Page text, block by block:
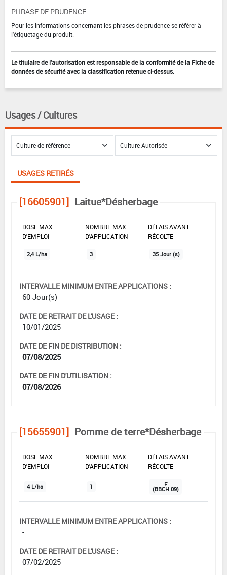
PHRASE DE PRUDENCE
Pour les informations concernant les phrases de prudence se référer à
l'étiquetage du produit.
Le titulaire de l'autorisation est responsable de la conformité de la Fiche de
données de sécurité avec la classification retenue ci-dessus.
Usages / Cultures
USAGES RETIRÉS
[16605901] Laitue*Désherbage
DOSE MAX
D'EMPLOI
NOMBRE MAX
D'APPLICATION
DÉLAIS AVANT
RÉCOLTE
2,4 L/ha 3 35 Jour (s)
INTERVALLE MINIMUM ENTRE APPLICATIONS :
60 Jour(s)
DATE DE RETRAIT DE L'USAGE :
10/01/2025
DATE DE FIN DE DISTRIBUTION :
07/08/2025
DATE DE FIN D'UTILISATION :
07/08/2026
[15655901] Pomme de terre*Désherbage
DOSE MAX
D'EMPLOI
NOMBRE MAX
D'APPLICATION
DÉLAIS AVANT
RÉCOLTE
4 L/ha 1 F
(BBCH 09)
INTERVALLE MINIMUM ENTRE APPLICATIONS :
-
DATE DE RETRAIT DE L'USAGE :
07/02/2025